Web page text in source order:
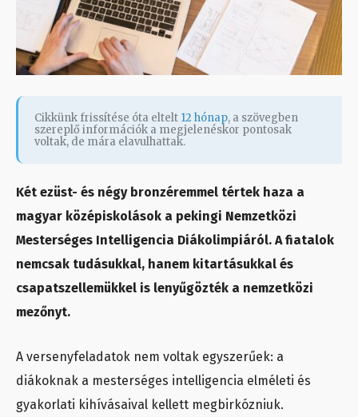
Cikkünk frissítése óta eltelt 12 hónap, a szövegben
szereplő információk a megjelenéskor pontosak
voltak, de mára elavulhattak.
Két ezüst- és négy bronzéremmel tértek haza a
magyar középiskolások a pekingi Nemzetközi
Mesterséges Intelligencia Diákolimpiáról. A fiatalok
nemcsak tudásukkal, hanem kitartásukkal és
csapatszellemükkel is lenyűgözték a nemzetközi
mezőnyt.
A versenyfeladatok nem voltak egyszerűek: a
diákoknak a mesterséges intelligencia elméleti és
gyakorlati kihívásaival kellett megbirkózniuk.